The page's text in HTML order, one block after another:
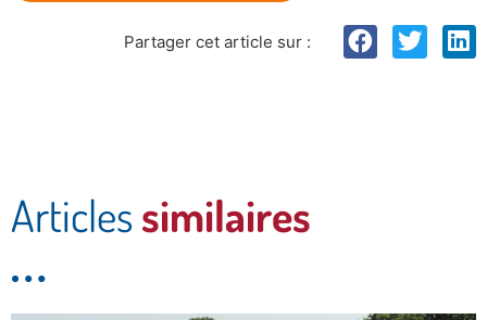
Partager cet article sur :
Articles similaires